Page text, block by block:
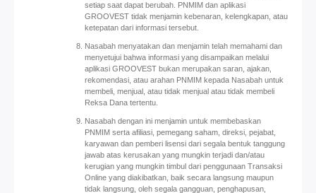
setiap saat dapat berubah. PNMIM dan aplikasi
GROOVEST tidak menjamin kebenaran, kelengkapan, atau
ketepatan dari informasi tersebut.
Nasabah menyatakan dan menjamin telah memahami dan
menyetujui bahwa informasi yang disampaikan melalui
aplikasi GROOVEST bukan merupakan saran, ajakan,
rekomendasi, atau arahan PNMIM kepada Nasabah untuk
membeli, menjual, atau tidak menjual atau tidak membeli
Reksa Dana tertentu.
Nasabah dengan ini menjamin untuk membebaskan
PNMIM serta afiliasi, pemegang saham, direksi, pejabat,
karyawan dan pemberi lisensi dari segala bentuk tanggung
jawab atas kerusakan yang mungkin terjadi dan/atau
kerugian yang mungkin timbul dari penggunaan Transaksi
Online yang diakibatkan, baik secara langsung maupun
tidak langsung, oleh segala gangguan, penghapusan,